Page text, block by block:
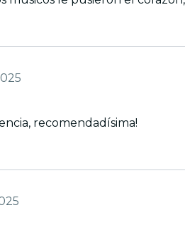
recomendadísima!